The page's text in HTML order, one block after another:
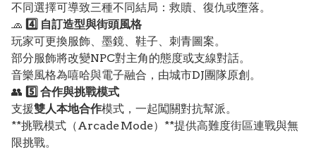
不同選擇可導致三種不同結局：救贖、復仇或墮落。
🧢 4️⃣ 自訂造型與街頭風格
玩家可更換服飾、墨鏡、鞋子、刺青圖案。
部分服飾將改變NPC對主角的態度或支線對話。
音樂風格為嘻哈與電子融合，由城市DJ團隊原創。
👥 5️⃣ 合作與挑戰模式
支援雙人本地合作模式，一起闖關對抗幫派。
**挑戰模式（Arcade Mode）**提供高難度街區連戰與無
限挑戰。